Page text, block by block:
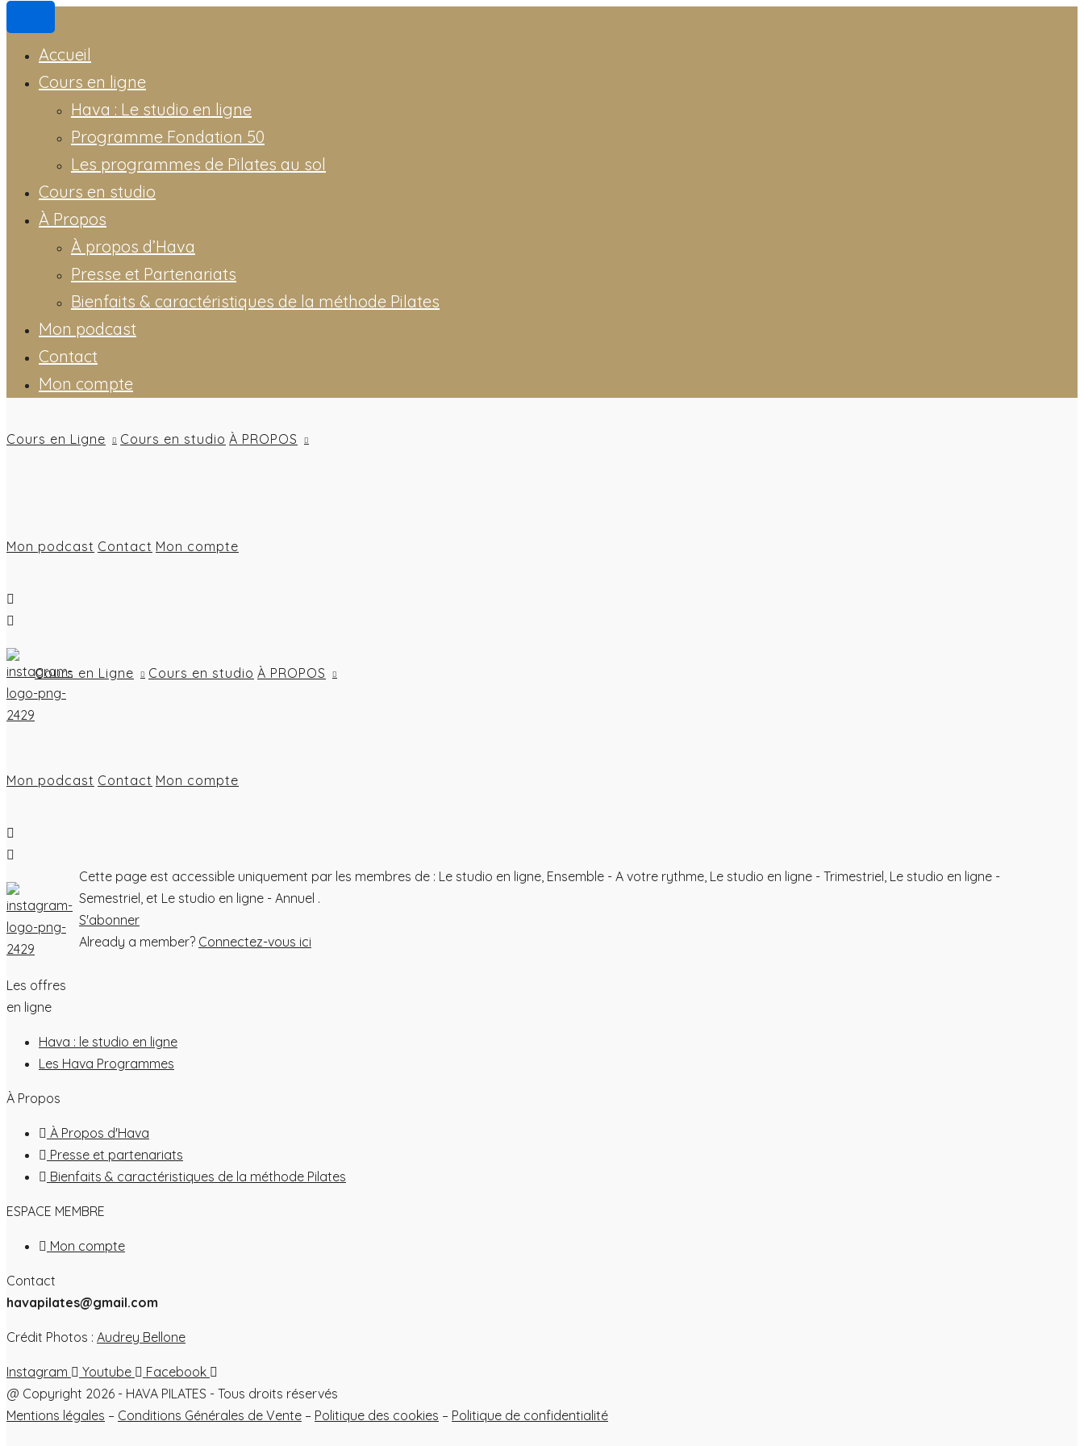
Accueil
Cours en ligne
Hava : Le studio en ligne
Programme Fondation 50
Les programmes de Pilates au sol
Cours en studio
À Propos
À propos d’Hava
Presse et Partenariats
Bienfaits & caractéristiques de la méthode Pilates
Mon podcast
Contact
Mon compte
Cours en Ligne Cours en studio À PROPOS
Mon podcast Contact Mon compte
Cours en Ligne Cours en studio À PROPOS
Mon podcast Contact Mon compte
Cette page est accessible uniquement par les membres de : Le studio en ligne, Ensemble - A votre rythme, Le studio en ligne - Trimestriel, Le studio en ligne -
Semestriel, et Le studio en ligne - Annuel .
S'abonner
Already a member? Connectez-vous ici
Les offres
en ligne
Hava : le studio en ligne
Les Hava Programmes
À Propos
À Propos d'Hava
Presse et partenariats
Bienfaits & caractéristiques de la méthode Pilates
ESPACE MEMBRE
Mon compte
Contact
havapilates@gmail.com
Crédit Photos : Audrey Bellone
Instagram Youtube
Facebook
@ Copyright 2026 - HAVA PILATES - Tous droits réservés
Mentions légales – Conditions Générales de Vente – Politique des cookies – Politique de confidentialité